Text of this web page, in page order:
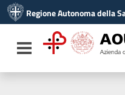
Vai al menu di
Vai al footer
Regione Autonoma della
Toggle navigation